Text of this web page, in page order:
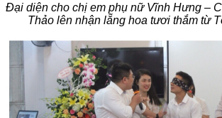
Đại diện cho chị em phụ nữ Vĩnh Hưng –
Thảo lên nhận lẵng hoa tươi thắm từ